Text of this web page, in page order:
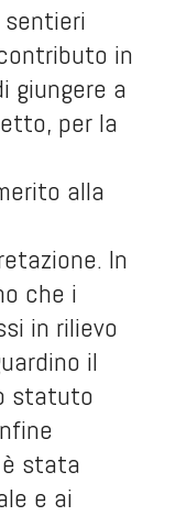
in
giungere a
per la
alla
In
che i
in rilievo
il
statuto
stata
e ai